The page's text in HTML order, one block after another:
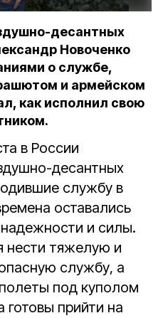
десантных
Новоченко
о службе,
и армейском
как исполнил свою
в России
десантных
службу в
оставались
и силы.
нести тяжелую и
службу, а
под куполом
прийти на